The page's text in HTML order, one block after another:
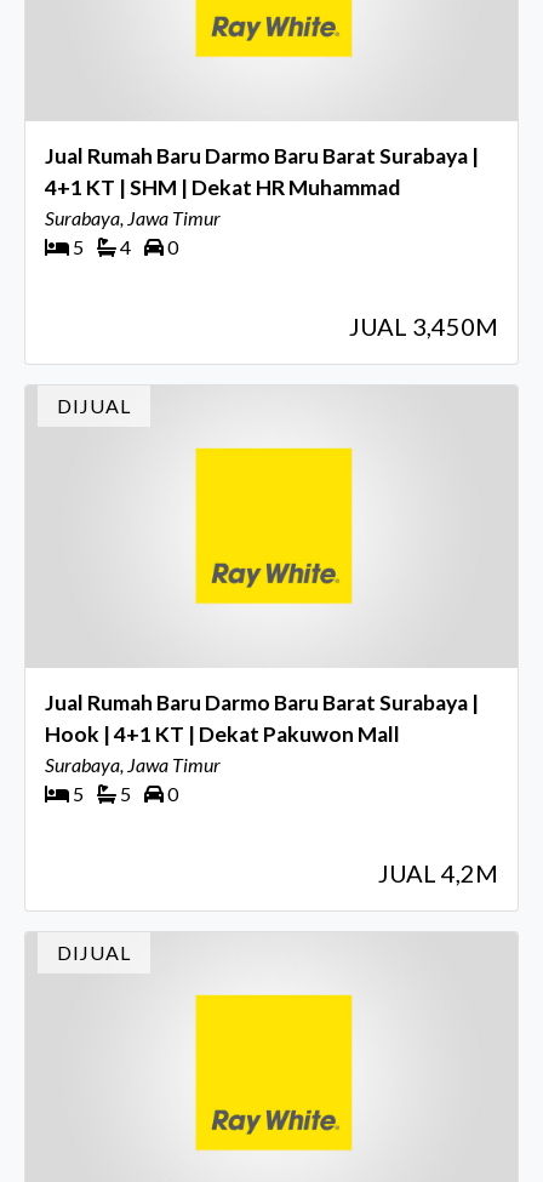
Jual Rumah Baru Darmo Baru Barat Surabaya |
4+1 KT | SHM | Dekat HR Muhammad
Surabaya, Jawa Timur
5
4 0
JUAL 3,450M
DIJUAL
Jual Rumah Baru Darmo Baru Barat Surabaya |
Hook | 4+1 KT | Dekat Pakuwon Mall
Surabaya, Jawa Timur
5
5 0
JUAL 4,2M
DIJUAL